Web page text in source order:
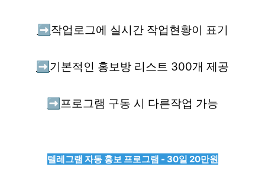
➡️ 작업로그에 실시간 작업현황이 표기
➡️ 기본적인 홍보방 리스트 300개 제공
➡️ 프로그램 구동 시 다른작업 가능
텔레그램 자동 홍보 프로그램 - 30일 20만원